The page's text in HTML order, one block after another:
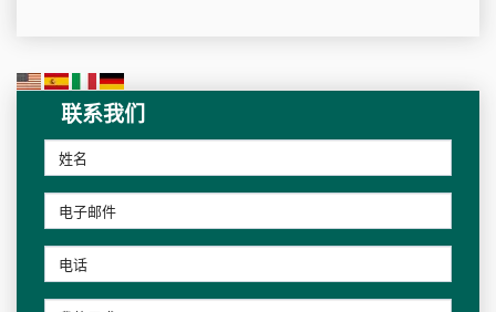
联系我们